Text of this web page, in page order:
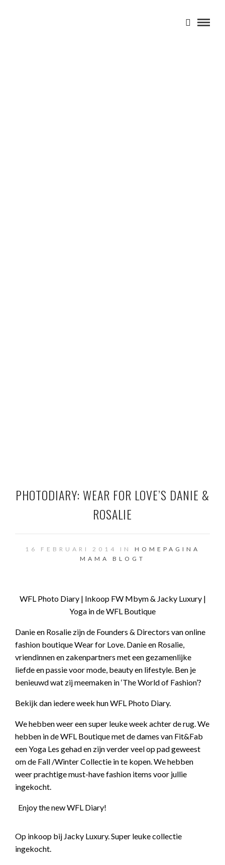
PHOTODIARY: WEAR FOR LOVE’S DANIE &
ROSALIE
16 FEBRUARI 2014 IN HOMEPAGINA
MAMA BLOGT
WFL Photo Diary | Inkoop FW Mbym & Jacky Luxury |
Yoga in de WFL Boutique
Danie en Rosalie zijn de Founders & Directors van online
fashion boutique Wear for Love. Danie en Rosalie,
vriendinnen en zakenpartners met een gezamenlijke
liefde en passie voor mode, beauty en lifestyle. Ben je
benieuwd wat zij meemaken in ‘The World of Fashion’?
Bekijk dan iedere week hun WFL Photo Diary.
We hebben weer een super leuke week achter de rug. We
hebben in de WFL Boutique met de dames van Fit&Fab
een Yoga Les gehad en zijn verder veel op pad geweest
om de Fall /Winter Collectie in te kopen. We hebben
weer prachtige must-have fashion items voor jullie
ingekocht.
Enjoy the new WFL Diary!
Op inkoop bij Jacky Luxury. Super leuke collectie
ingekocht.